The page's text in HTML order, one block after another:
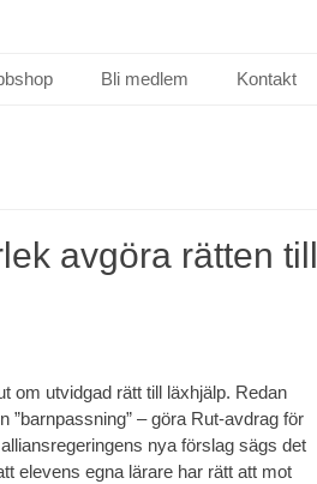
Bli medlem Kontakt
avgöra rätten till
om utvidgad rätt till läxhjälp. Redan
”barnpassning” – göra Rut-avdrag för
nya förslag sägs det
elevens egna lärare har rätt att mot